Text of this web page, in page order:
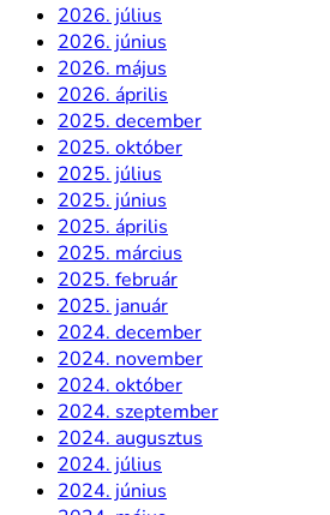
2026. július
2026. június
2026. május
2026. április
2025. december
2025. október
2025. július
2025. június
2025. április
2025. március
2025. február
2025. január
2024. december
2024. november
2024. október
2024. szeptember
2024. augusztus
2024. július
2024. június